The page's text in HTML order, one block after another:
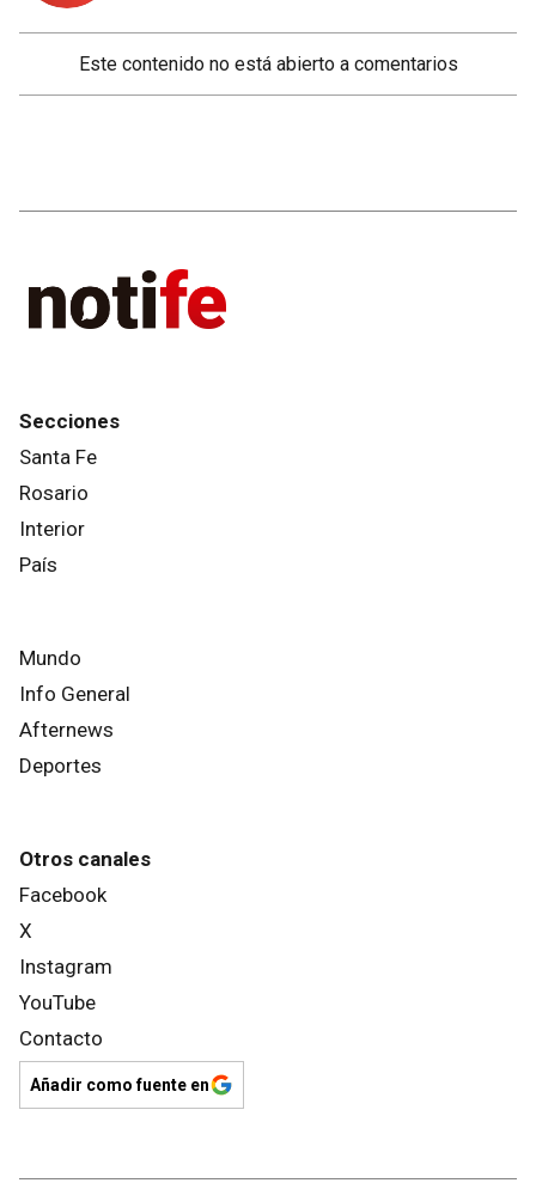
Este contenido no está abierto a comentarios
Secciones
Santa Fe
Rosario
Interior
País
Mundo
Info General
Afternews
Deportes
Otros canales
Facebook
X
Instagram
YouTube
Contacto
Añadir como fuente en